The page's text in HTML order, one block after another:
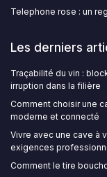
Telephone rose : un
Les derniers
Traçabilité du vin :
irruption dans la filière
Comment choisir une
moderne et connecté
Vivre avec une cave à
exigences
Comment le tire